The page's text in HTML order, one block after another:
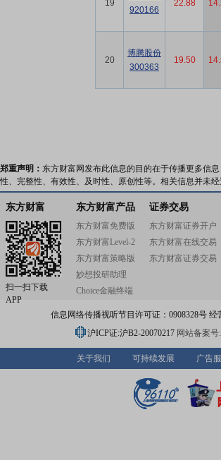
19
920166
22.88
20
博腾股份
300363
19.50
19
920166
22.88
20
博腾股份
300363
19.50
郑重声明： 东方财富网发布此信息的目的在于传播更多信
性、完整性、有效性、及时性、原创性等。相关信息并未
东方财富
扫一扫下载
APP
东方财富产品
东方财富免费版
东方财富Level-2
东方财富策略版
妙想投研助理
Choice金融终端
证券交易
东方财富证券开户
东方财富在线交易
东方财富证券交易
信息网络传播视听节目许可证：0908328号 经
沪ICP证:沪B2-20070217 网站备案号
关于我们 可持续发展 广告